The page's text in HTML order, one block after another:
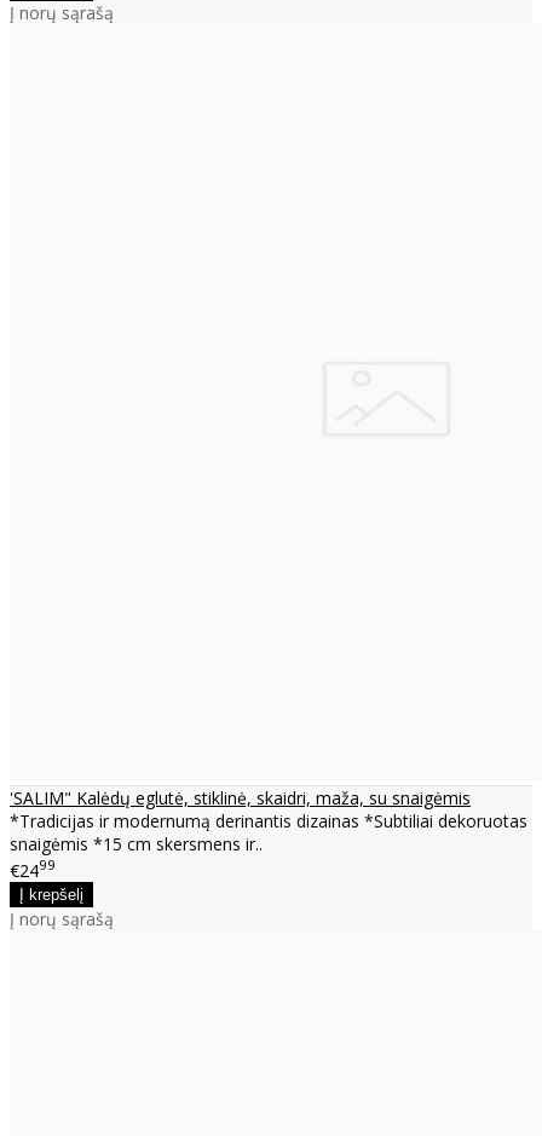
Į norų sąrašą
'SALIM" Kalėdų eglutė, stiklinė, skaidri, maža, su snaigėmis
*Tradicijas ir modernumą derinantis dizainas *Subtiliai dekoruotas
snaigėmis *15 cm skersmens ir..
€2499
Į norų sąrašą